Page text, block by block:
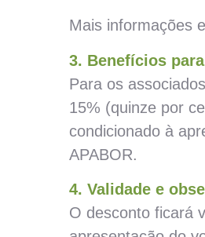
Mais informações
3. Benefícios
Para os
15% (quinze por
condicionado à
APABOR.
4. Validade e
O desconto ficará